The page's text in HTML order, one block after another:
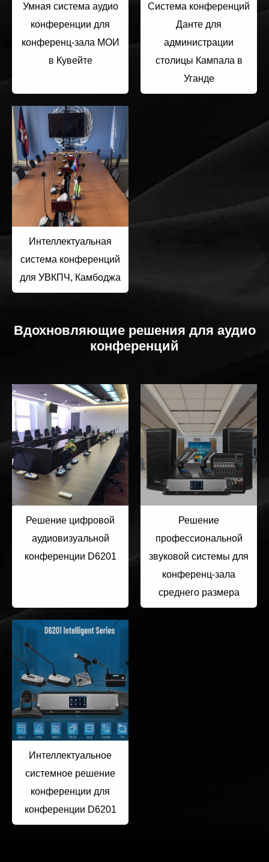
Умная система аудио
конференции для
конференц-зала МОИ
в Кувейте
Система конференций
Данте для
администрации
столицы Кампала в
Уганде
Интеллектуальная
система конференций
для УВКПЧ, Камбоджа
Вдохновляющие решения для аудио
конференций
Решение цифровой
аудиовизуальной
конференции D6201
Решение
профессиональной
звуковой системы для
конференц-зала
среднего размера
Интеллектуальное
системное решение
конференции для
конференции D6201